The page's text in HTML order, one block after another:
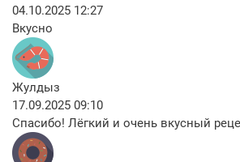
04.10.2025 12:27
Вкусно
Жулдыз
17.09.2025 09:10
Спасибо! Лёгкий и очень вкусный